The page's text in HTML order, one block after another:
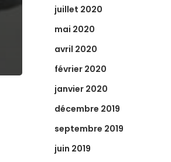
juillet 2020
mai 2020
avril 2020
février 2020
janvier 2020
décembre 2019
septembre 2019
juin 2019